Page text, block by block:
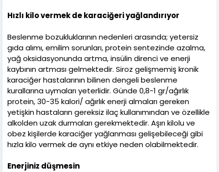
Hızlı kilo vermek de karaciğeri yağlandırıyor
Beslenme bozukluklarının nedenleri arasında; yetersiz
gıda alımı, emilim sorunları, protein sentezinde azalma,
yağ oksidasyonunda artma, insülin direnci ve enerji
kaybının artması gelmektedir. Siroz gelişmemiş kronik
karaciğer hastalarının bilinen dengeli beslenme
kurallarına uymaları yeterlidir. Günde 0,8-1 gr/ağırlık
protein, 30-35 kalori/ ağırlık enerji almaları gereken
yetişkin hastaların gereksiz ilaç kullanımından ve özellikle
alkolden uzak durmaları gerekmektedir. Aşırı kilolu ve
obez kişilerde karaciğer yağlanması gelişebileceği gibi
hızla kilo vermek de aynı etkiye neden olabilmektedir.
Enerjiniz düşmesin